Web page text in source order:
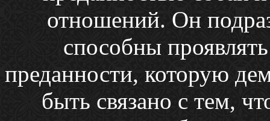
отношений. Он
способны
преданности, которую
быть связано с тем,